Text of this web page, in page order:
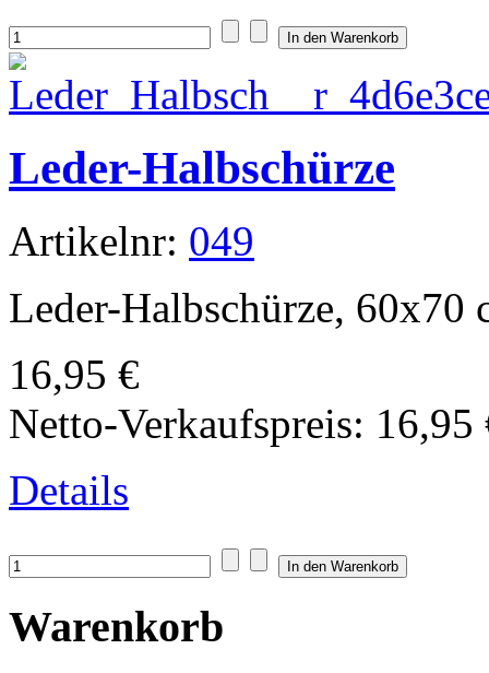
Leder-Halbschürze
Artikelnr: 049
Leder-Halbschürze, 60x70
16,95 €
Netto-Verkaufspreis: 16,95
Details
Warenkorb